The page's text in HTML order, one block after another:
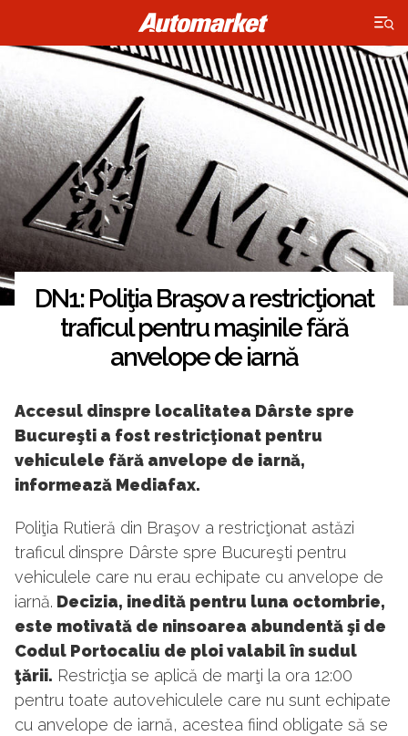
×
DN1: Poliţia Braşov a restricţionat
traficul pentru maşinile fără
anvelope de iarnă
Accesul dinspre localitatea Dârste spre
Bucureşti a fost restricţionat pentru
vehiculele fără anvelope de iarnă,
informează Mediafax.
Poliţia Rutieră din Braşov a restricţionat astăzi
traficul dinspre Dârste spre Bucureşti pentru
vehiculele care nu erau echipate cu anvelope de
iarnă. Decizia, inedită pentru luna octombrie,
este motivată de ninsoarea abundentă şi de
Codul Portocaliu de ploi valabil în sudul
ţării. Restricţia se aplică de marţi la ora 12:00
pentru toate autovehiculele care nu sunt echipate
cu anvelope de iarnă, acestea fiind obligate să se